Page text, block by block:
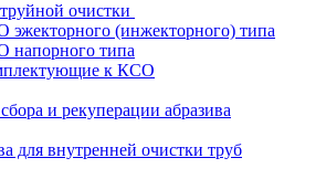
очистки
эжекторного (инжекторного) типа
напорного типа
к КСО
и рекуперации абразива
для внутренней очистки труб